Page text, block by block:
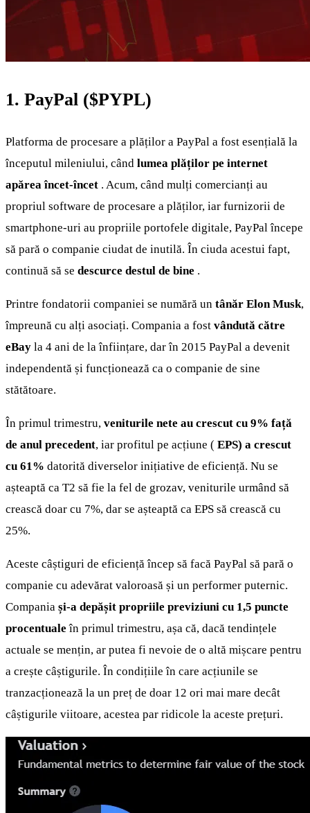
1. PayPal ($PYPL)
Platforma de procesare a plăților a PayPal a fost esențială la
începutul mileniului, când lumea plăților pe internet
apărea încet-încet . Acum, când mulți comercianți au
propriul software de procesare a plăților, iar furnizorii de
smartphone-uri au propriile portofele digitale, PayPal începe
să pară o companie ciudat de inutilă. În ciuda acestui fapt,
continuă să se descurce destul de bine .
Printre fondatorii companiei se numără un tânăr Elon Musk,
împreună cu alți asociați. Compania a fost vândută către
eBay la 4 ani de la înființare, dar în 2015 PayPal a devenit
independentă și funcționează ca o companie de sine
stătătoare.
În primul trimestru, veniturile nete au crescut cu 9% față
de anul precedent, iar profitul pe acțiune ( EPS) a crescut
cu 61% datorită diverselor inițiative de eficiență. Nu se
așteaptă ca T2 să fie la fel de grozav, veniturile urmând să
crească doar cu 7%, dar se așteaptă ca EPS să crească cu
25%.
Aceste câștiguri de eficiență încep să facă PayPal să pară o
companie cu adevărat valoroasă și un performer puternic.
Compania și-a depășit propriile previziuni cu 1,5 puncte
procentualeîn primul trimestru, așa că, dacă tendințele
actuale se mențin, ar putea fi nevoie de o altă mișcare pentru
a crește câștigurile. În condițiile în care acțiunile se
tranzacționează la un preț de doar 12 ori mai mare decât
câștigurile viitoare, acestea par ridicole la aceste prețuri.